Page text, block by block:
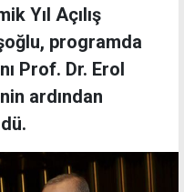
Yıl Açılış
programda
Prof. Dr. Erol
ardından